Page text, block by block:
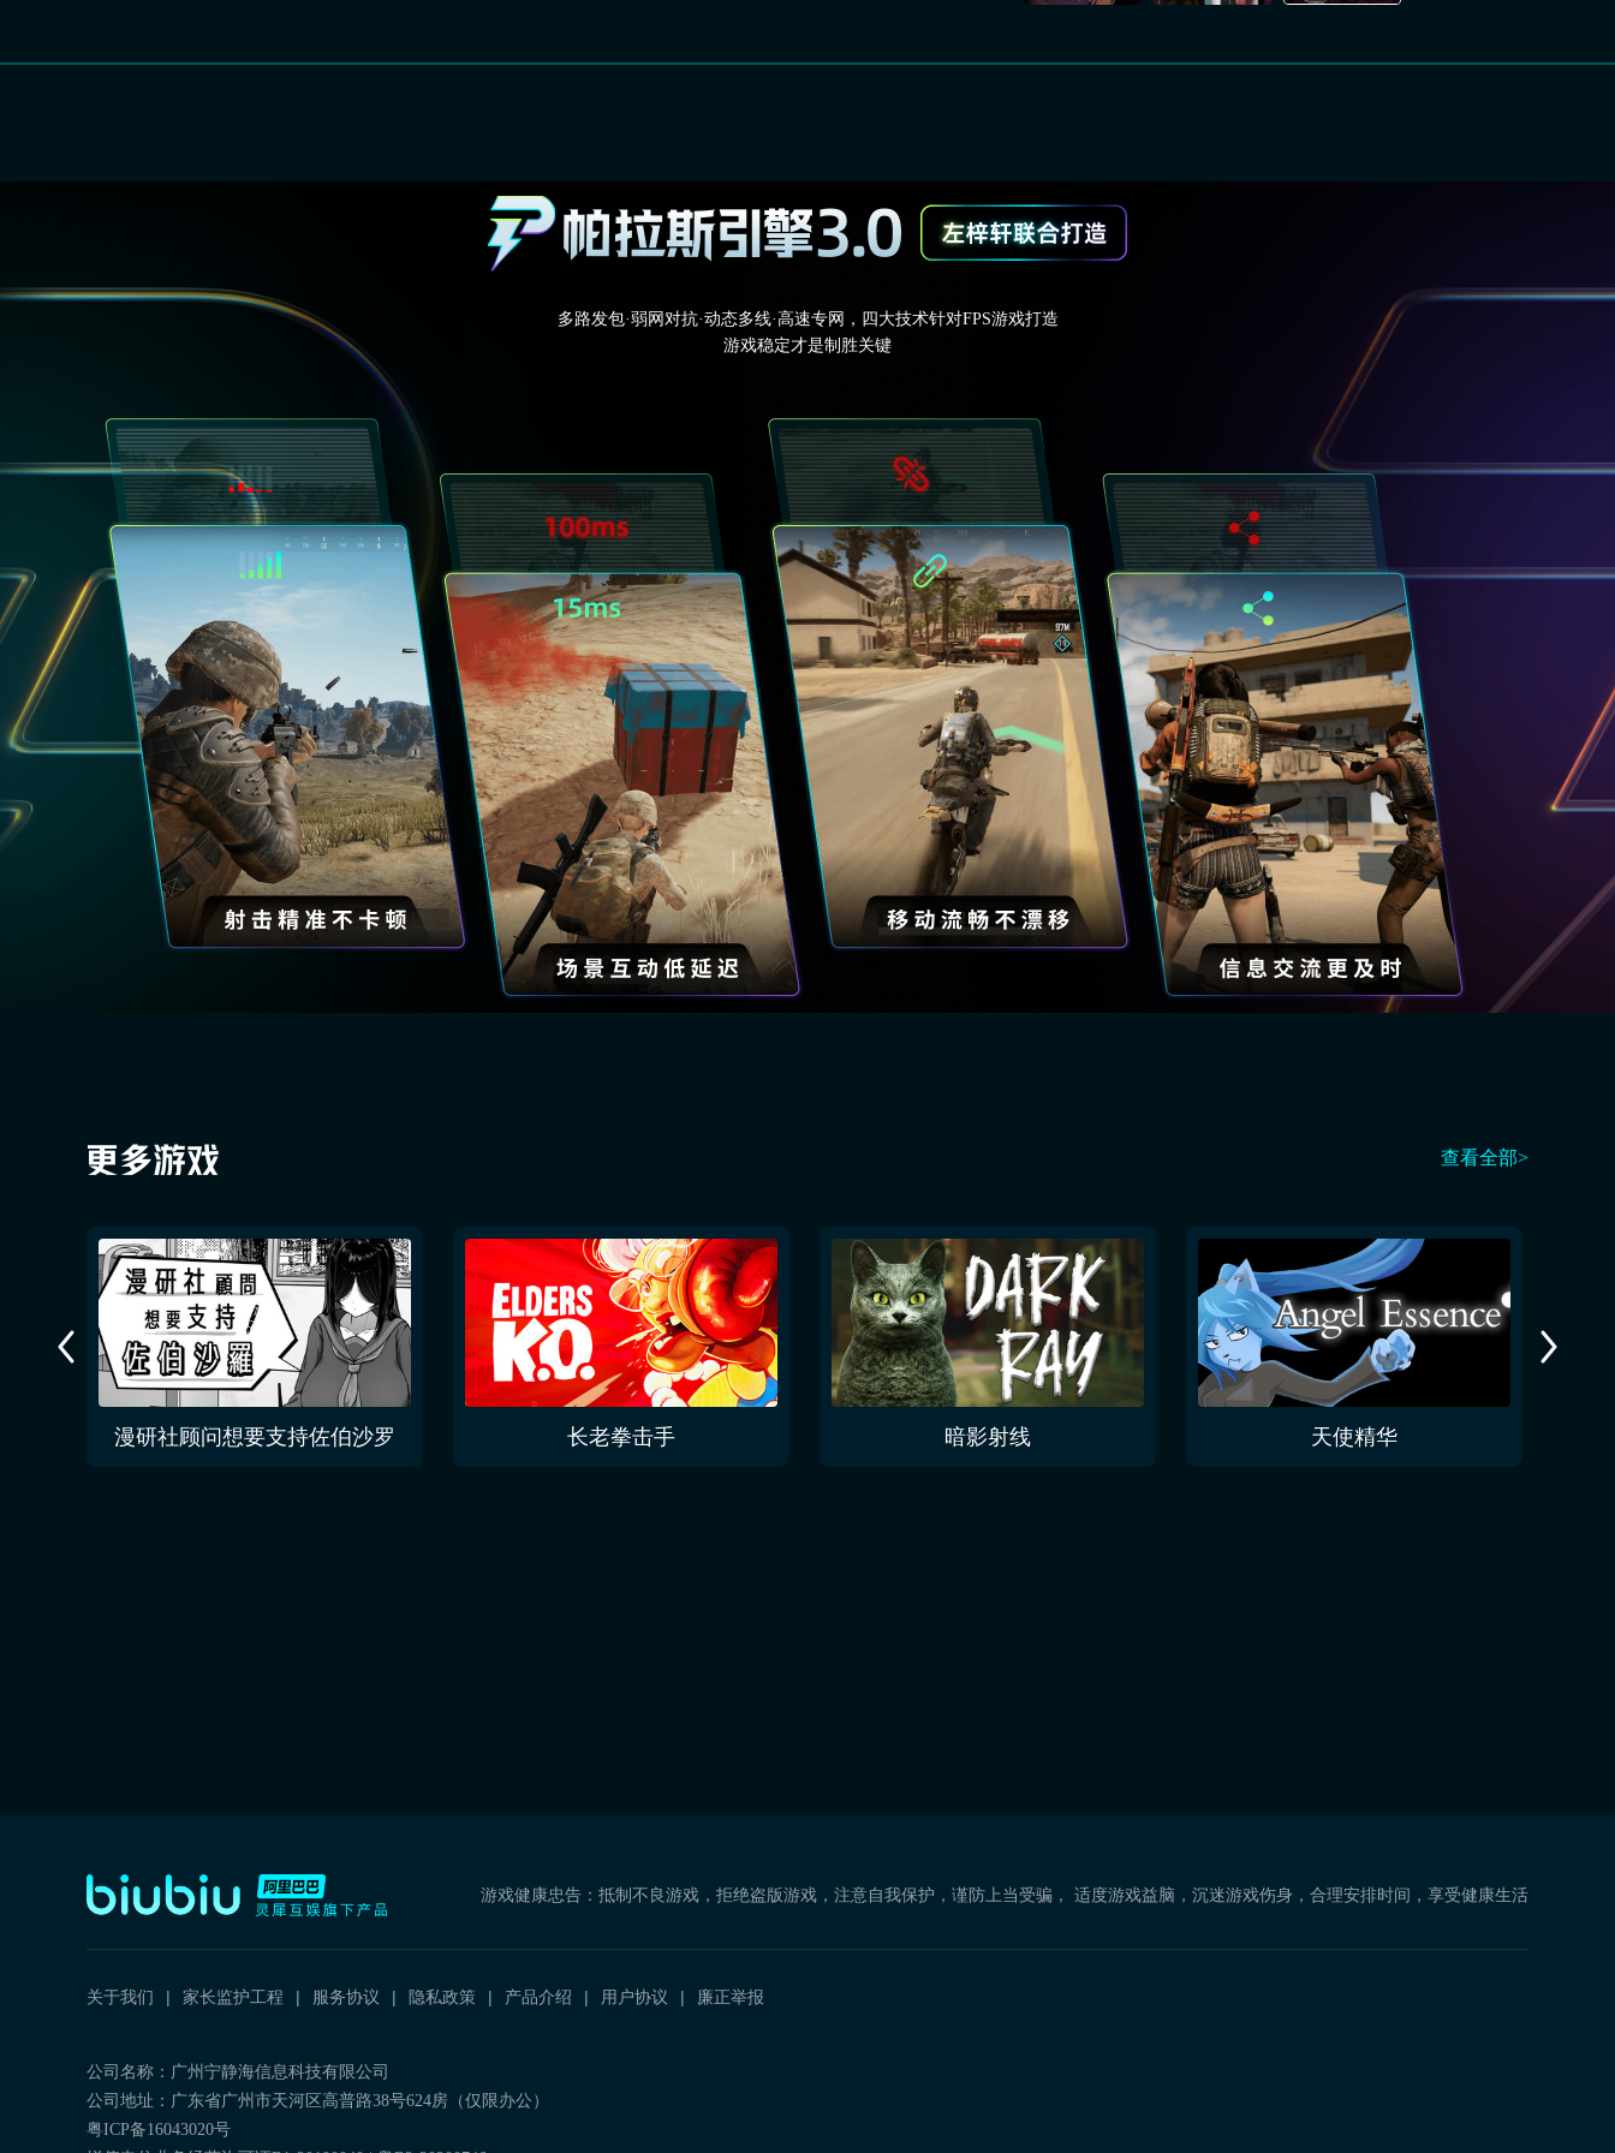
多路发包·弱网对抗·动态多线·高速专网，四大技术针对FPS游戏打造
游戏稳定才是制胜关键
查看全部>
漫研社顾问想要支持佐伯沙罗 长老拳击手 暗影射线 天使精华
游戏健康忠告：抵制不良游戏，拒绝盗版游戏，注意自我保护，谨防上当受骗， 适度游戏益脑，沉迷游戏伤身，合理安排时间，享受健康生活
关于我们 家长监护工程 服务协议 隐私政策 产品介绍 用户协议 廉正举报
公司名称：广州宁静海信息科技有限公司
公司地址：广东省广州市天河区高普路38号624房（仅限办公）
粤ICP备16043020号